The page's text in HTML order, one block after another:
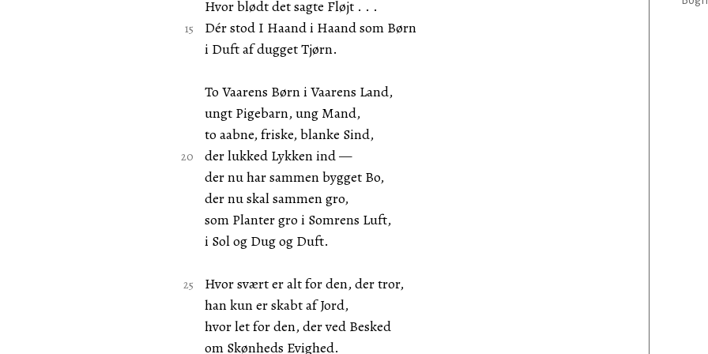
Hvor blødt det sagte Fløjt . . .
Dér stod I Haand i Haand som Børn
i Duft af dugget Tjørn.
To Vaarens Børn i Vaarens Land,
ungt Pigebarn, ung Mand,
to aabne, friske, blanke Sind,
der lukked Lykken ind —
der nu har sammen bygget Bo,
der nu skal sammen gro,
som Planter gro i Somrens Luft,
i Sol og Dug og Duft.
Hvor svært er alt for den, der tror,
han kun er skabt af Jord,
hvor let for den, der ved Besked
om Skønheds Evighed.